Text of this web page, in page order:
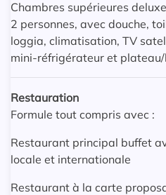
Chambres supérieures
2 personnes, avec douche,
loggia, climatisation, TV
mini-réfrigérateur et
Restauration
Formule tout compris avec :
Restaurant principal buffet
locale et internationale
Restaurant à la carte